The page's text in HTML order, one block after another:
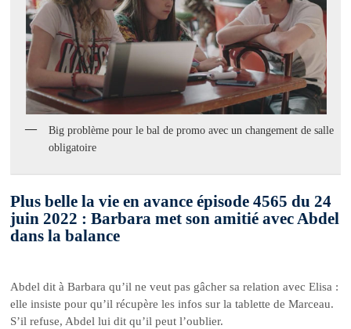
Big problème pour le bal de promo avec un changement de salle
obligatoire
Plus belle la vie en avance épisode 4565 du 24
juin 2022 : Barbara met son amitié avec Abdel
dans la balance
Abdel dit à Barbara qu’il ne veut pas gâcher sa relation avec Elisa :
elle insiste pour qu’il récupère les infos sur la tablette de Marceau.
S’il refuse, Abdel lui dit qu’il peut l’oublier.